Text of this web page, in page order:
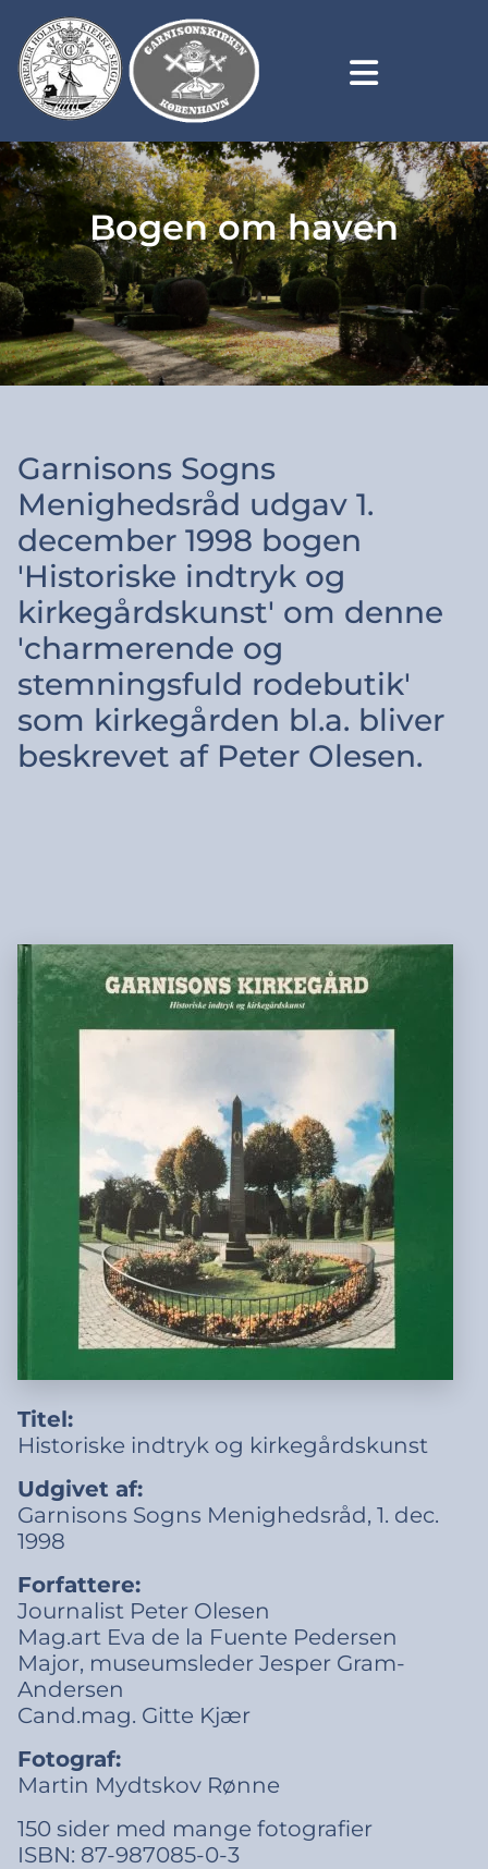
Bogen om haven
Garnisons Sogns
Menighedsråd udgav 1.
december 1998 bogen
'Historiske indtryk og
kirkegårdskunst' om denne
'charmerende og
stemningsfuld rodebutik'
som kirkegården bl.a. bliver
beskrevet af Peter Olesen.
Titel:
Historiske indtryk og kirkegårdskunst
Udgivet af:
Garnisons Sogns Menighedsråd, 1. dec.
1998
Forfattere:
Journalist Peter Olesen
Mag.art Eva de la Fuente Pedersen
Major, museumsleder Jesper Gram-
Andersen
Cand.mag. Gitte Kjær
Fotograf:
Martin Mydtskov Rønne
150 sider med mange fotografier
ISBN: 87-987085-0-3